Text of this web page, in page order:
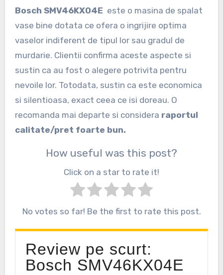
Bosch SMV46KX04E este o masina de spalat
vase bine dotata ce ofera o ingrijire optima
vaselor indiferent de tipul lor sau gradul de
murdarie. Clientii confirma aceste aspecte si
sustin ca au fost o alegere potrivita pentru
nevoile lor. Totodata, sustin ca este economica
si silentioasa, exact ceea ce isi doreau. O
recomanda mai departe si considera raportul
calitate/pret foarte bun.
How useful was this post?
Click on a star to rate it!
No votes so far! Be the first to rate this post.
Review pe scurt:
Bosch SMV46KX04E